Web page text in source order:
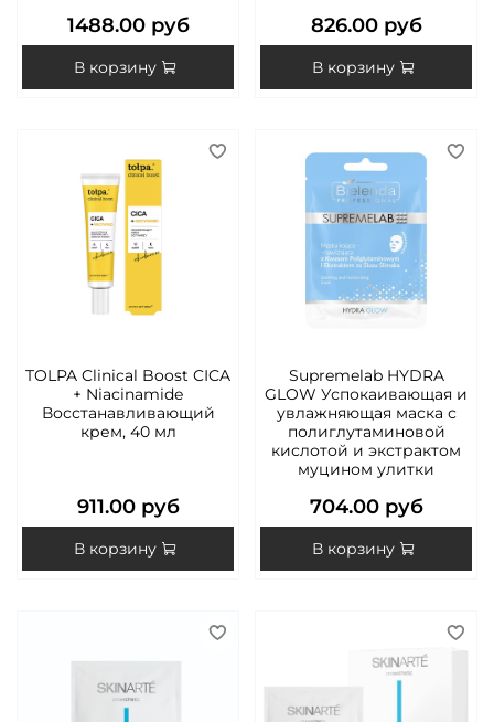
1488.00 руб
В корзину
826.00 руб
В корзину
TOLPA Clinical Boost CICA
+ Niacinamide
Восстанавливающий
крем, 40 мл
911.00 руб
В корзину
Supremelab HYDRA
GLOW Успокаивающая и
увлажняющая маска с
полиглутаминовой
кислотой и экстрактом
муцином улитки
704.00 руб
В корзину